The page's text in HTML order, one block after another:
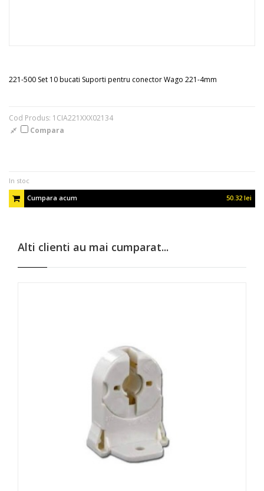
221-500 Set 10 bucati Suporti pentru conector Wago 221-4mm
Cod Produs: 1CIA221XXX02134
Compara
In stoc
Cumpara acum
50.32 lei
Alti clienti au mai cumparat...